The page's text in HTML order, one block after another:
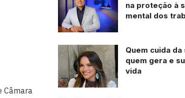
Câmara
na proteção à
mental dos
Quem cuida da
quem gera e
vida